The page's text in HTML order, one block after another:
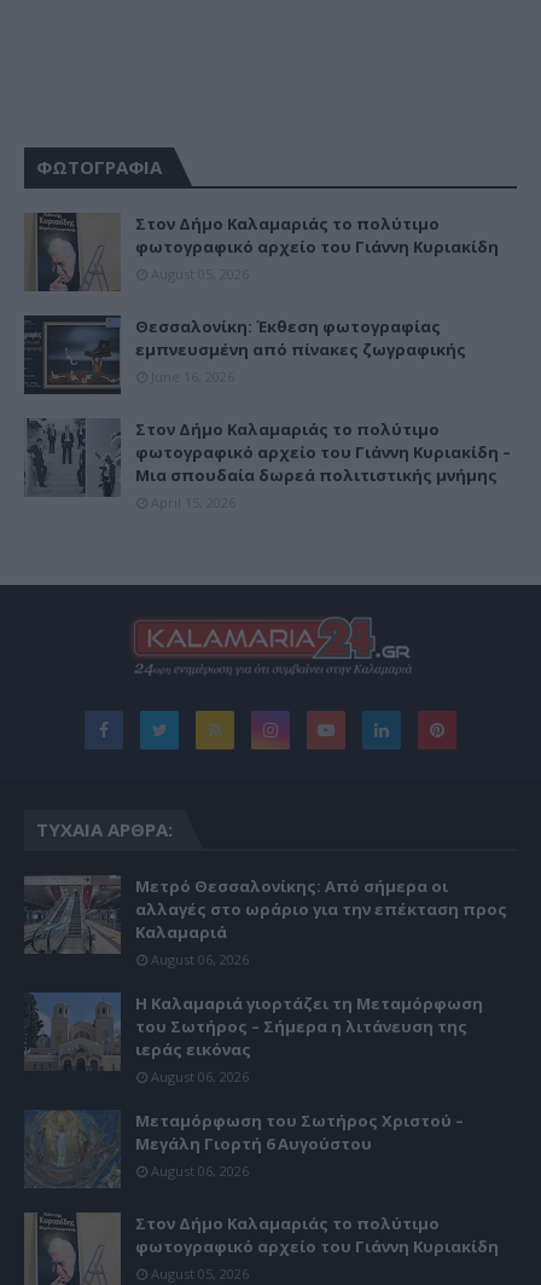
ΦΩΤΟΓΡΑΦΙΑ
Στον Δήμο Καλαμαριάς το πολύτιμο
φωτογραφικό αρχείο του Γιάννη Κυριακίδη
Θεσσαλονίκη: Έκθεση φωτογραφίας
εμπνευσμένη από πίνακες ζωγραφικής
Στον Δήμο Καλαμαριάς το πολύτιμο
φωτογραφικό αρχείο του Γιάννη Κυριακίδη –
Μια σπουδαία δωρεά πολιτιστικής μνήμης
ΤΥΧΑΊΑ ΆΡΘΡΑ:
Μετρό Θεσσαλονίκης: Από σήμερα οι
αλλαγές στο ωράριο για την επέκταση προς
Καλαμαριά
August 06, 2026
Η Καλαμαριά γιορτάζει τη Μεταμόρφωση
του Σωτήρος – Σήμερα η λιτάνευση της
ιεράς εικόνας
August 06, 2026
Μεταμόρφωση του Σωτήρος Χριστού –
Μεγάλη Γιορτή 6 Αυγούστου
August 06, 2026
Στον Δήμο Καλαμαριάς το πολύτιμο
φωτογραφικό αρχείο του Γιάννη Κυριακίδη
August 05, 2026